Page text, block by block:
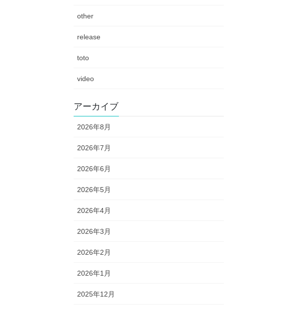
other
release
toto
video
アーカイブ
2026年8月
2026年7月
2026年6月
2026年5月
2026年4月
2026年3月
2026年2月
2026年1月
2025年12月